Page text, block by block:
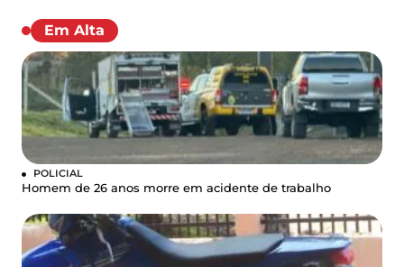
Em Alta
POLICIAL
Homem de 26 anos morre em acidente de trabalho